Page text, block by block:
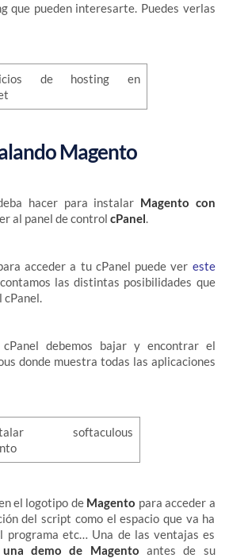
que pueden interesarte. Puedes verlas
Magento
hacer para instalar Magento con
al panel de control cPanel.
acceder a tu cPanel puede ver este
las distintas posibilidades que
cPanel.
debemos bajar y encontrar el
donde muestra todas las aplicaciones
el logotipo de Magento para acceder a
del script como el espacio que va ha
programa etc… Una de las ventajas es
demo de Magento antes de su